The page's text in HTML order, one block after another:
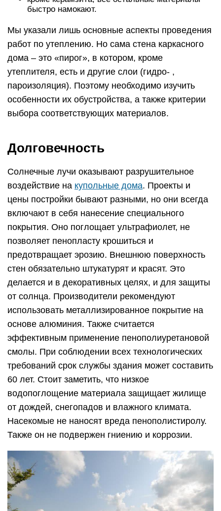
быстро намокают.
Мы указали лишь основные аспекты проведения
работ по утеплению. Но сама стена каркасного
дома – это «пирог», в котором, кроме
утеплителя, есть и другие слои (гидро- ,
пароизоляция). Поэтому необходимо изучить
особенности их обустройства, а также критерии
выбора соответствующих материалов.
Долговечность
Солнечные лучи оказывают разрушительное
воздействие на купольные дома. Проекты и
цены постройки бывают разными, но они всегда
включают в себя нанесение специального
покрытия. Оно поглощает ультрафиолет, не
позволяет пенопласту крошиться и
предотвращает эрозию. Внешнюю поверхность
стен обязательно штукатурят и красят. Это
делается и в декоративных целях, и для защиты
от солнца. Производители рекомендуют
использовать металлизированное покрытие на
основе алюминия. Также считается
эффективным применение пенополиуретановой
смолы. При соблюдении всех технологических
требований срок службы здания может составить
60 лет. Стоит заметить, что низкое
водопоглощение материала защищает жилище
от дождей, снегопадов и влажного климата.
Насекомые не наносят вреда пенополистиролу.
Также он не подвержен гниению и коррозии.